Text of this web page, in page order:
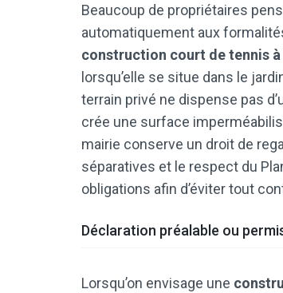
Beaucoup de propriétaires
automatiquement aux
construction court de tennis
lorsqu’elle se situe dans le
terrain privé ne dispense pas
crée une surface
mairie conserve un droit de
séparatives et le respect du
obligations afin d’éviter tout
Déclaration préalable ou
Lorsqu’on envisage une